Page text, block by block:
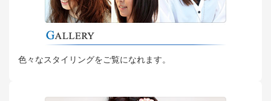
色々なスタイリングをご覧になれます。